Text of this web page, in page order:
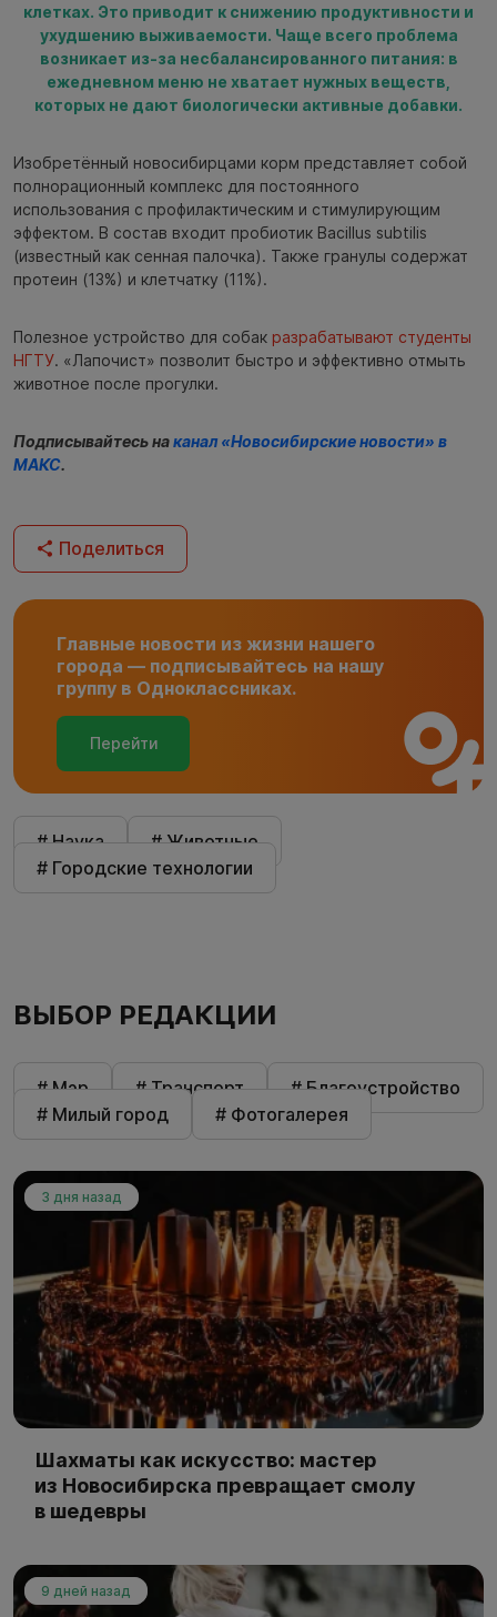
клетках. Это приводит к снижению продуктивности и
ухудшению выживаемости. Чаще всего проблема
возникает из-за несбалансированного питания: в
ежедневном меню не хватает нужных веществ,
которых не дают биологически активные добавки.
Изобретённый новосибирцами корм представляет собой
полнорационный комплекс для постоянного
использования с профилактическим и стимулирующим
эффектом. В состав входит пробиотик Bacillus subtilis
(известный как сенная палочка). Также гранулы содержат
протеин (13%) и клетчатку (11%).
Полезное устройство для собак разрабатывают студенты
НГТУ. «Лапочист» позволит быстро и эффективно отмыть
животное после прогулки.
Подписывайтесь наканал «Новосибирские новости» в
МАКС.
Поделиться
Главные новости из жизни нашего
города — подписывайтесь на нашу
группу в Одноклассниках.
Перейти
# Наука
# Животные
# Городские технологии
ВЫБОР РЕДАКЦИИ
# Мэр # Транспорт
# Благоустройство
# Милый город
# Фотогалерея
3 дня назад
Шахматы как искусство: мастер
из Новосибирска превращает смолу
в шедевры
9 дней назад